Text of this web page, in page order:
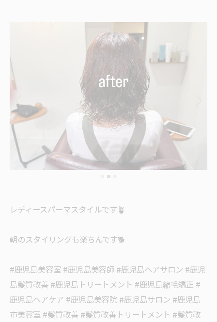
レディースパーマスタイルです🪴
朝のスタイリングも楽ちんです🐕
#鹿児島美容室 #鹿児島美容師 #鹿児島ヘアサロン #鹿児
島髪質改善 #鹿児島トリートメント #鹿児島縮毛矯正 #
鹿児島ヘアケア #鹿児島美容院 #鹿児島サロン #鹿児島
市美容室 #髪質改善 #髪質改善トリートメント #髪質改